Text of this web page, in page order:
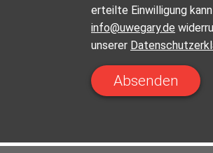
erteilte Einwilligung
info@uwegary.de
unserer